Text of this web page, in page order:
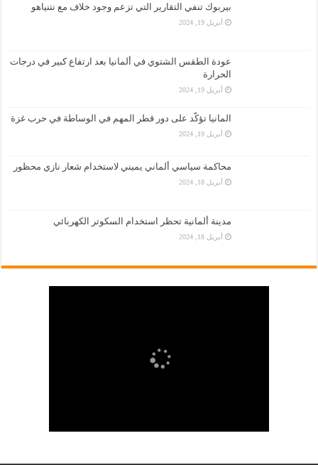
بيربوك تنفي التقارير التي تزعم وجود خلاف مع نتنياهو
أبريل 19, 2024
عودة الطقس الشتوي في ألمانيا بعد ارتفاع كبير في درجات
الحرارة
أبريل 19, 2024
المانيا تؤكّد على دور قطر المهم في الوساطة في حرب غزة
أبريل 19, 2024
محاكمة سياسي ألماني يميني لاستخدام شعار نازي محظور
أبريل 18, 2024
مدينة ألمانية تحظر استخدام السكوتر الكهربائي
أبريل 18, 2024